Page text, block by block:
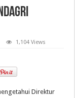
1,104 Views
Direktur